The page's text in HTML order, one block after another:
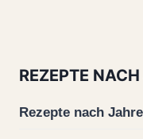
REZEPTE
Rezepte nach